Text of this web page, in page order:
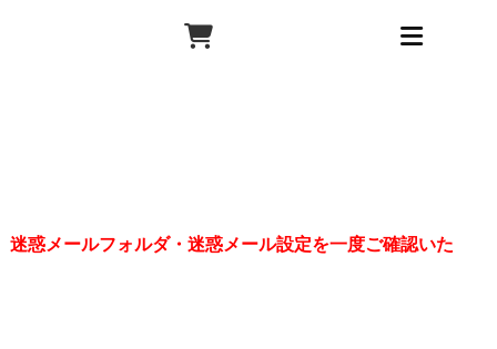
惑メールフォルダ・迷惑メール設定を一度ご確認いた